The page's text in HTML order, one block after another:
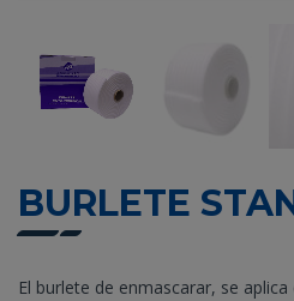
BURLETE
El burlete de enmascarar, se